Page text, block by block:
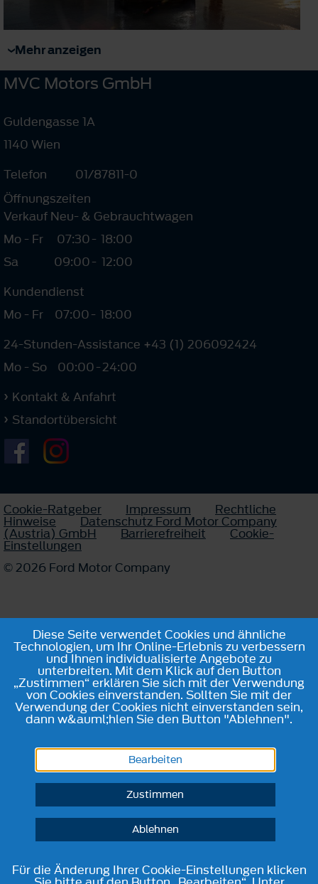
Mehr anzeigen
MVC Motors GmbH
Guldengasse 1A
1140 Wien
Telefon
01/87811-0
Öffnungszeiten
Verkauf Neu- & Gebrauchtwagen
Mo - Fr
07:30- 18:00
Sa
09:00- 12:00
Kundendienst
Mo - Fr
07:00- 18:00
24-Stunden-Assistance +43 (1) 206092424
Mo - So
00:00-24:00
Kontakt & Anfahrt
Standortübersicht
Cookie-Ratgeber Impressum Rechtliche
Hinweise Datenschutz Ford Motor Company
(Austria) GmbH Barrierefreiheit Cookie-
Einstellungen
© 2026 Ford Motor Company
Diese Seite verwendet Cookies und ähnliche
Technologien, um Ihr Online-Erlebnis zu verbessern
und Ihnen individualisierte Angebote zu
unterbreiten. Mit dem Klick auf den Button
„Zustimmen“ erklären Sie sich mit der Verwendung
von Cookies einverstanden. Sollten Sie mit der
Verwendung der Cookies nicht einverstanden sein,
dann w&auml;hlen Sie den Button "Ablehnen".
Bearbeiten
Zustimmen
Ablehnen
Für die Änderung Ihrer Cookie-Einstellungen klicken